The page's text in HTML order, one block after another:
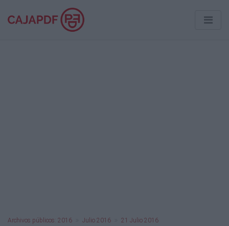
Archivos públicos: 2016 Julio 2016 21 Julio 2016